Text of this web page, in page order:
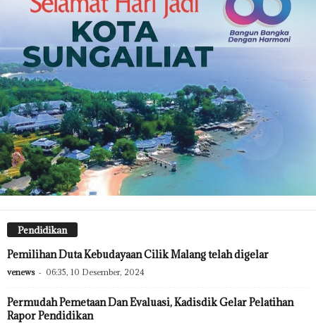
Pendidikan
Pemilihan Duta Kebudayaan Cilik Malang telah digelar
venews - 06:35, 10 Desember, 2024
Permudah Pemetaan Dan Evaluasi, Kadisdik Gelar Pelatihan
Rapor Pendidikan